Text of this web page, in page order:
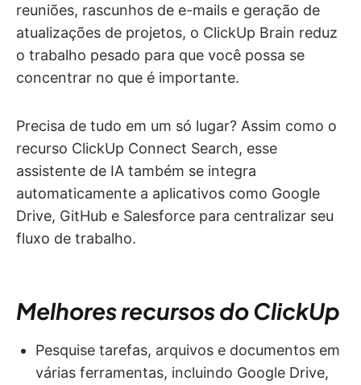
reuniões, rascunhos de e-mails e geração de
atualizações de projetos, o ClickUp Brain reduz
o trabalho pesado para que você possa se
concentrar no que é importante.
Precisa de tudo em um só lugar? Assim como o
recurso ClickUp Connect Search, esse
assistente de IA também se integra
automaticamente a aplicativos como Google
Drive, GitHub e Salesforce para centralizar seu
fluxo de trabalho.
Melhores recursos do ClickUp
Pesquise tarefas, arquivos e documentos em
várias ferramentas, incluindo Google Drive,